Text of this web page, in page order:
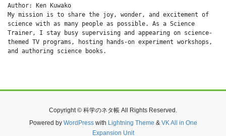
Author: Ken Kuwako
My mission is to share the joy, wonder, and excitement of
science with as many people as possible. As a Science
Trainer, I stay busy supervising and appearing on science-
themed TV programs, hosting hands-on experiment workshops,
and authoring science books.
Copyright © 科学のネタ帳 All Rights Reserved.
Powered by WordPresswith Lightning Theme & VK All in One
Expansion Unit